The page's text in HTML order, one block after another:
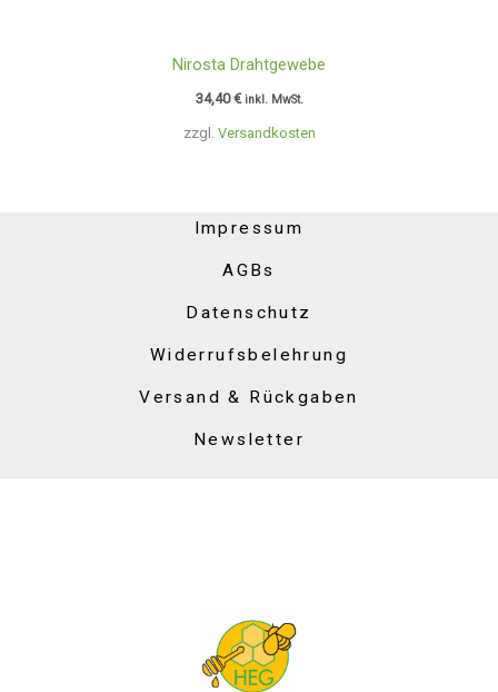
zzgl. Versandkosten
Nirosta Drahtgewebe
34,40€ inkl. MwSt.
Impressum
AGBs
Datenschutz
Widerrufsbelehrung
Versand & Rückgaben
Newsletter